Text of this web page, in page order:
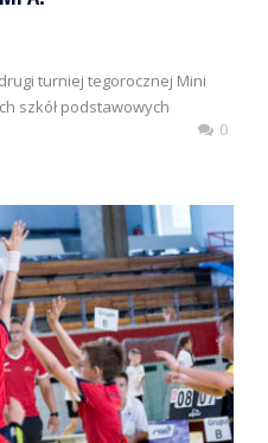
turniej tegorocznej Mini
szkół podstawowych
0